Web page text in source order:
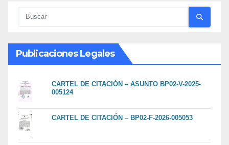
Publicaciones Legales
CARTEL DE CITACIÓN – ASUNTO BP02-V-2025-
005124
CARTEL DE CITACIÓN – BP02-F-2026-005053